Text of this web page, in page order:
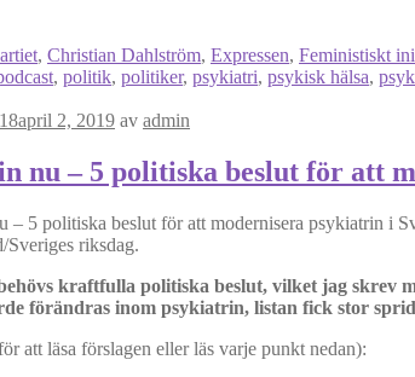
, Christian Dahlström, Expressen, Feministiskt
, politik, politiker, psykiatri, psykisk hälsa,
april 2, 2019 av admin
nu – 5 politiska beslut för att
riksdag.
kraftfulla politiska beslut, vilket jag skrev
förändras inom psykiatrin, listan fick stor
att läsa förslagen eller läs varje punkt nedan):